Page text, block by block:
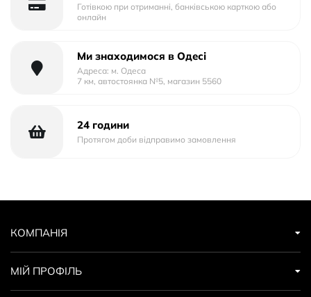
Готівкою при отриманні, банківською карткою або
онлайн
Ми знаходимося в Одесі
Адреса: м. Одеса
7 км, автостоянка №5, магазин 5560
24 години
Протягом доби відправимо замовлення
КОМПАНІЯ
МІЙ ПРОФІЛЬ